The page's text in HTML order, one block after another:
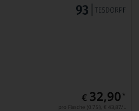
€ 32,90 *
pro Flasche (0.75l), € 43,87/L